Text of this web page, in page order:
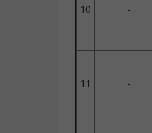
10 -
11 -